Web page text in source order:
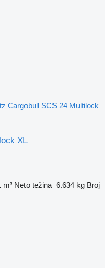
Cargobull SCS 24 Multilock
XL
m³ Neto težina 6.634 kg Broj